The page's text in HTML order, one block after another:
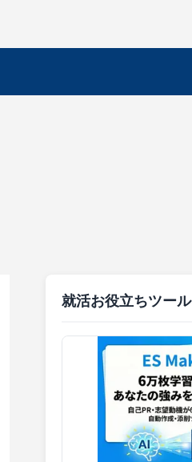
就活お役立ちツール